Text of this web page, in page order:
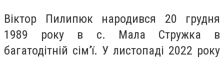
Віктор Пилипюк народився 20 грудня
1989 року в с. Мала Стружка в
багатодітній сім’ї. У листопаді 2022 року